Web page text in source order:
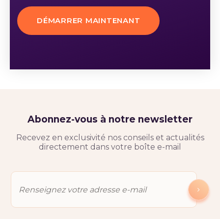
DÉMARRER MAINTENANT
Abonnez-vous à notre newsletter
Recevez en exclusivité nos conseils et actualités
directement dans votre boîte e-mail